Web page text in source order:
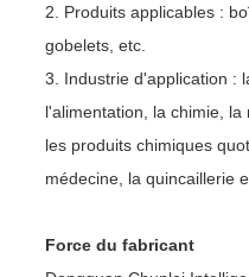
2. Produits applicables :
gobelets, etc.
3. Industrie d'application :
l'alimentation, la chimie, la
les produits chimiques
médecine, la quincaillerie
Force du fabricant